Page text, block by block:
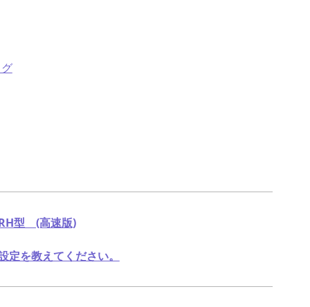
型 (高速版)
を教えてください。